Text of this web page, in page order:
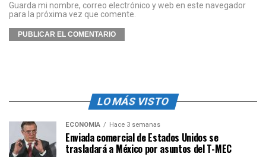
Guarda mi nombre, correo electrónico y web en este navegador
para la próxima vez que comente.
LO MÁS VISTO
ECONOMÍA Hace 3 semanas
Enviada comercial de Estados Unidos se
trasladará a México por asuntos del T-MEC